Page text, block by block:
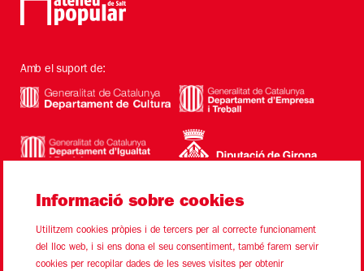
Amb el suport de:
Informació sobre cookies
Utilitzem cookies pròpies i de tercers per al correcte funcionament
del lloc web, i si ens dona el seu consentiment, també farem servir
cookies per recopilar dades de les seves visites per obtenir